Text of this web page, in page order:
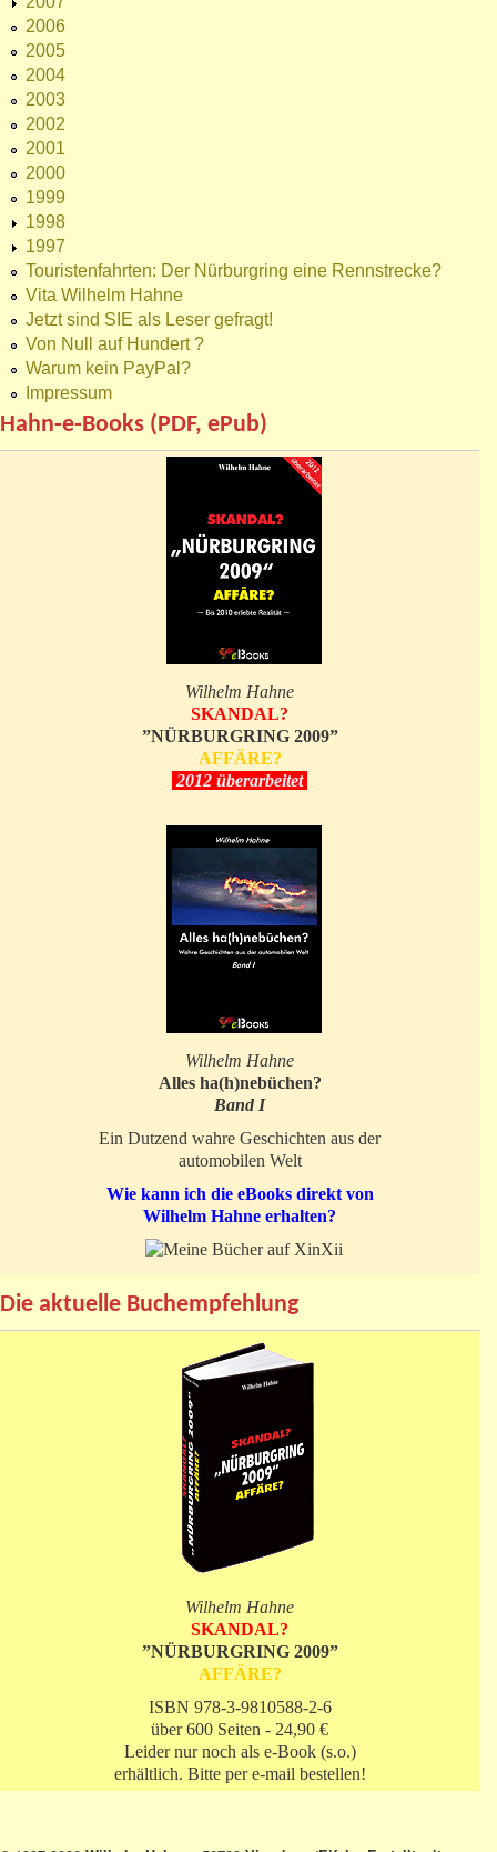
2006
2005
2004
2003
2002
2001
2000
1999
1998
1997
Touristenfahrten: Der Nürburgring eine Rennstrecke?
Vita Wilhelm Hahne
Jetzt sind SIE als Leser gefragt!
Von Null auf Hundert ?
Warum kein PayPal?
Impressum
Hahn-e-Books (PDF, ePub)
Wilhelm Hahne
SKANDAL?
”NÜRBURGRING 2009”
AFFÄRE?
2012 überarbeitet
Wilhelm Hahne
Alles ha(h)nebüchen?
Band I
Ein Dutzend wahre Geschichten aus der
automobilen Welt
Wie kann ich die eBooks direkt von
Wilhelm Hahne erhalten?
Die aktuelle Buchempfehlung
Wilhelm Hahne
SKANDAL?
”NÜRBURGRING 2009”
AFFÄRE?
ISBN 978-3-9810588-2-6
über 600 Seiten - 24,90 €
Leider nur noch als e-Book (s.o.)
erhältlich. Bitte per e-mail bestellen!